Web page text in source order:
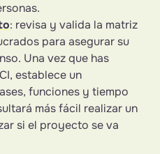
: revisa y valida la matriz
para asegurar su
Una vez que has
establece un
funciones y tiempo
más fácil realizar un
si el proyecto se va